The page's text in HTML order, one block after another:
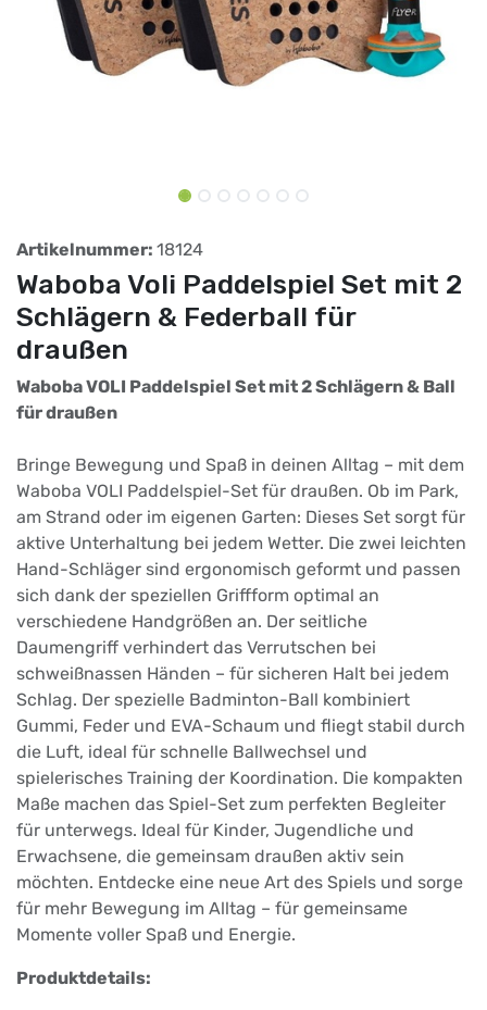
Artikelnummer: 18124
Waboba Voli Paddelspiel Set mit 2
Schlägern & Federball für
draußen
Waboba VOLI Paddelspiel Set mit 2 Schlägern & Ball
für draußen
Bringe Bewegung und Spaß in deinen Alltag – mit dem
Waboba VOLI Paddelspiel-Set für draußen. Ob im Park,
am Strand oder im eigenen Garten: Dieses Set sorgt für
aktive Unterhaltung bei jedem Wetter. Die zwei leichten
Hand-Schläger sind ergonomisch geformt und passen
sich dank der speziellen Griffform optimal an
verschiedene Handgrößen an. Der seitliche
Daumengriff verhindert das Verrutschen bei
schweißnassen Händen – für sicheren Halt bei jedem
Schlag. Der spezielle Badminton-Ball kombiniert
Gummi, Feder und EVA-Schaum und fliegt stabil durch
die Luft, ideal für schnelle Ballwechsel und
spielerisches Training der Koordination. Die kompakten
Maße machen das Spiel-Set zum perfekten Begleiter
für unterwegs. Ideal für Kinder, Jugendliche und
Erwachsene, die gemeinsam draußen aktiv sein
möchten. Entdecke eine neue Art des Spiels und sorge
für mehr Bewegung im Alltag – für gemeinsame
Momente voller Spaß und Energie.
Produktdetails: